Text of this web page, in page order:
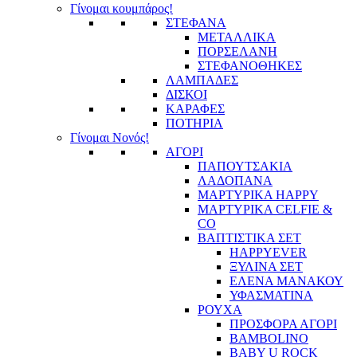
Γίνομαι κουμπάρος!
ΣΤΕΦΑΝΑ
ΜΕΤΑΛΛΙΚΑ
ΠΟΡΣΕΛΑΝΗ
ΣΤΕΦΑΝΟΘΗΚΕΣ
ΛΑΜΠΑΔΕΣ
ΔΙΣΚΟΙ
ΚΑΡΑΦΕΣ
ΠΟΤΗΡΙΑ
Γίνομαι Νονός!
ΑΓΟΡΙ
ΠΑΠΟΥΤΣΑΚΙΑ
ΛΑΔΟΠΑΝΑ
ΜΑΡΤΥΡΙΚΑ HAPPY
ΜΑΡΤΥΡΙΚΑ CELFIE &
CO
ΒΑΠΤΙΣΤΙΚΑ ΣΕΤ
HAPPYEVER
ΞΥΛΙΝΑ ΣΕΤ
ΕΛΕΝΑ ΜΑΝΑΚΟΥ
ΥΦΑΣΜΑΤΙΝΑ
ΡΟΥΧΑ
ΠΡΟΣΦΟΡΑ ΑΓΟΡΙ
BAMBOLINO
BABY U ROCK